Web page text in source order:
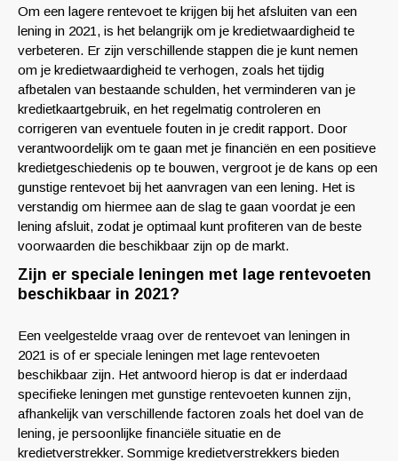
Om een lagere rentevoet te krijgen bij het afsluiten van een
lening in 2021, is het belangrijk om je kredietwaardigheid te
verbeteren. Er zijn verschillende stappen die je kunt nemen
om je kredietwaardigheid te verhogen, zoals het tijdig
afbetalen van bestaande schulden, het verminderen van je
kredietkaartgebruik, en het regelmatig controleren en
corrigeren van eventuele fouten in je credit rapport. Door
verantwoordelijk om te gaan met je financiën en een positieve
kredietgeschiedenis op te bouwen, vergroot je de kans op een
gunstige rentevoet bij het aanvragen van een lening. Het is
verstandig om hiermee aan de slag te gaan voordat je een
lening afsluit, zodat je optimaal kunt profiteren van de beste
voorwaarden die beschikbaar zijn op de markt.
Zijn er speciale leningen met lage rentevoeten
beschikbaar in 2021?
Een veelgestelde vraag over de rentevoet van leningen in
2021 is of er speciale leningen met lage rentevoeten
beschikbaar zijn. Het antwoord hierop is dat er inderdaad
specifieke leningen met gunstige rentevoeten kunnen zijn,
afhankelijk van verschillende factoren zoals het doel van de
lening, je persoonlijke financiële situatie en de
kredietverstrekker. Sommige kredietverstrekkers bieden